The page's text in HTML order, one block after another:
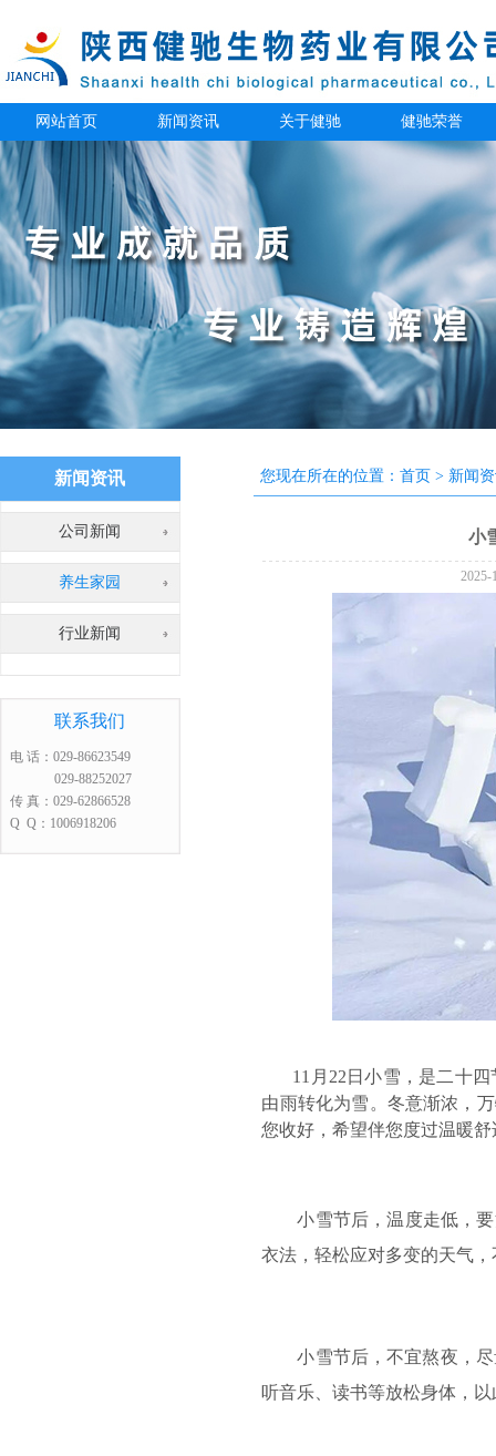
网站首页 新闻资讯 关于健驰 健驰荣誉
新闻资讯
公司新闻
养生家园
行业新闻
联系我们
电 话：029-86623549
029-88252027
传 真：029-62866528
Q Q：1006918206
您现在所在的位置： 首页 > 新闻
小
2025-
11 月 22 日小雪，是二十
由雨转化为雪。冬意渐浓，
您收好，希望伴您度过温暖
小雪节后，温度走低，
衣法，轻松应对多变的天气
小雪节后，不宜熬夜，
听音乐、读书等放松身体，